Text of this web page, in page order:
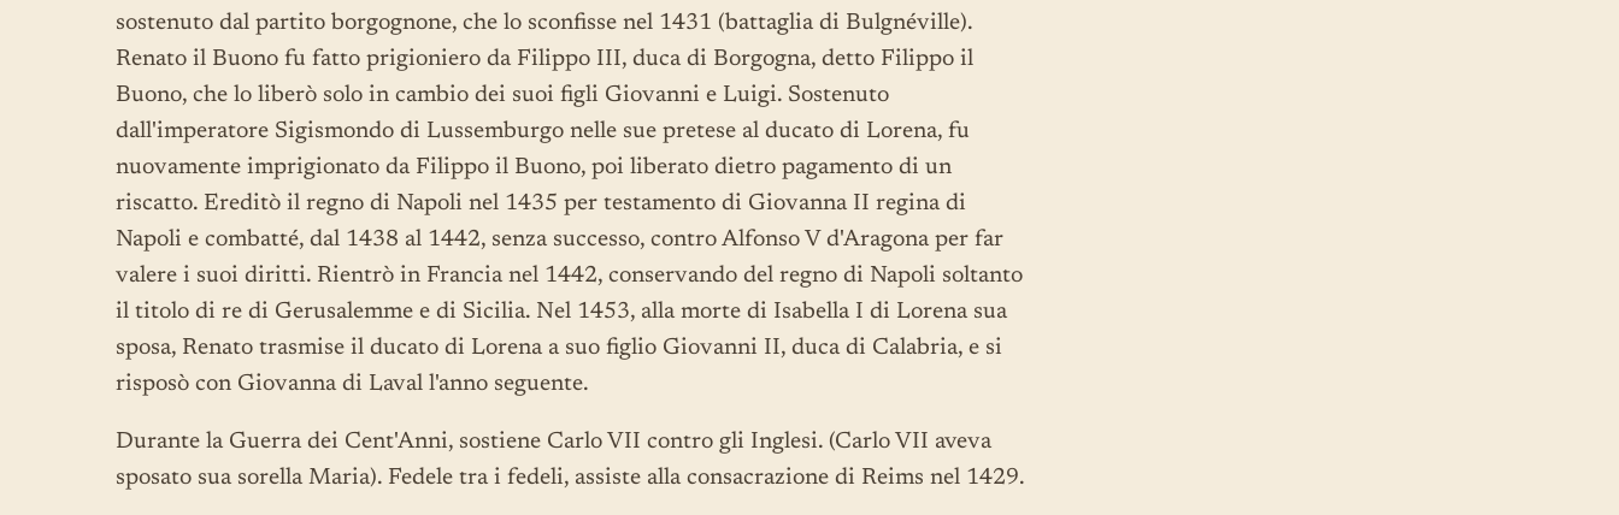
sostenuto dal partito borgognone, che lo sconfisse nel 1431 (battaglia di Bulgnéville).
Renato il Buono fu fatto prigioniero da Filippo III, duca di Borgogna, detto Filippo il
Buono, che lo liberò solo in cambio dei suoi figli Giovanni e Luigi. Sostenuto
dall'imperatore Sigismondo di Lussemburgo nelle sue pretese al ducato di Lorena, fu
nuovamente imprigionato da Filippo il Buono, poi liberato dietro pagamento di un
riscatto. Ereditò il regno di Napoli nel 1435 per testamento di Giovanna II regina di
Napoli e combatté, dal 1438 al 1442, senza successo, contro Alfonso V d'Aragona per far
valere i suoi diritti. Rientrò in Francia nel 1442, conservando del regno di Napoli soltanto
il titolo di re di Gerusalemme e di Sicilia. Nel 1453, alla morte di Isabella I di Lorena sua
sposa, Renato trasmise il ducato di Lorena a suo figlio Giovanni II, duca di Calabria, e si
risposò con Giovanna di Laval l'anno seguente.
Durante la Guerra dei Cent'Anni, sostiene Carlo VII contro gli Inglesi. (Carlo VII aveva
sposato sua sorella Maria). Fedele tra i fedeli, assiste alla consacrazione di Reims nel 1429.